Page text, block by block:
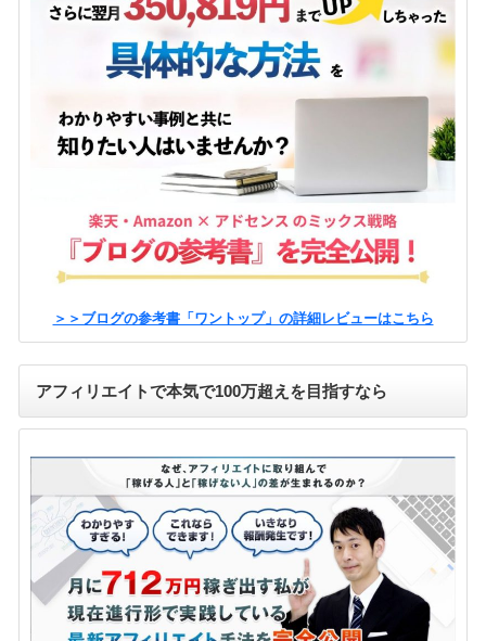
＞＞ブログの参考書「ワントップ」の詳細レビューはこちら
アフィリエイトで本気で100万超えを目指すなら